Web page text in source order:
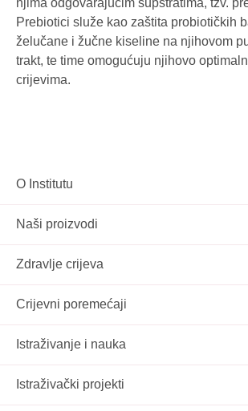
Prebiotici služe kao zaštita probiotičkih
želučane i žučne kiseline na njihovom
trakt, te time omogućuju njihovo
crijevima.
O Institutu
Naši proizvodi
Zdravlje crijeva
Crijevni poremećaji
Istraživanje i nauka
Istraživački projekti